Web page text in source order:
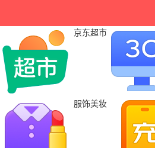
京东超市
服饰美妆